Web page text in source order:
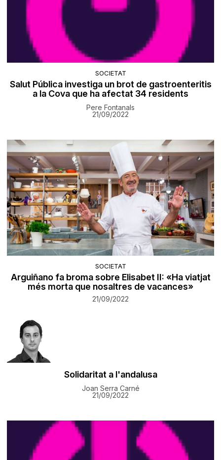
SOCIETAT
Salut Pública investiga un brot de gastroenteritis
a la Cova que ha afectat 34 residents
Pere Fontanals
21/09/2022
SOCIETAT
Arguiñano fa broma sobre Elisabet II: «Ha viatjat
més morta que nosaltres de vacances»
21/09/2022
Solidaritat a l'andalusa
Joan Serra Carné
21/09/2022